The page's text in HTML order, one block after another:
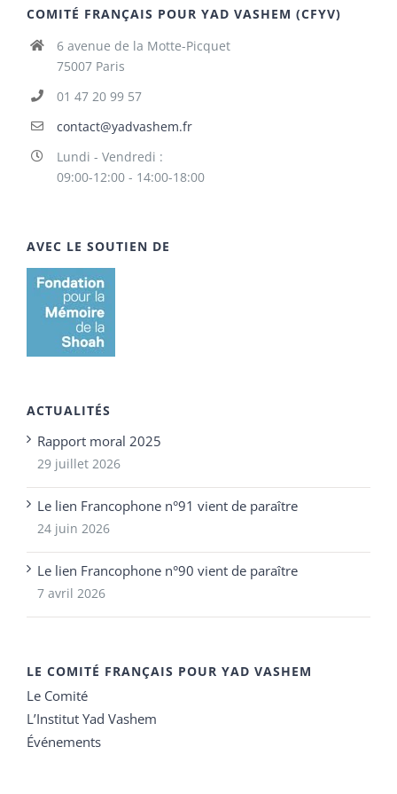
COMITÉ FRANÇAIS POUR YAD VASHEM (CFYV)
6 avenue de la Motte-Picquet
75007 Paris
01 47 20 99 57
contact@yadvashem.fr
Lundi - Vendredi :
09:00-12:00 - 14:00-18:00
AVEC LE SOUTIEN DE
ACTUALITÉS
Rapport moral 2025
29 juillet 2026
Le lien Francophone n°91 vient de paraître
24 juin 2026
Le lien Francophone n°90 vient de paraître
7 avril 2026
LE COMITÉ FRANÇAIS POUR YAD VASHEM
Le Comité
L’Institut Yad Vashem
Événements